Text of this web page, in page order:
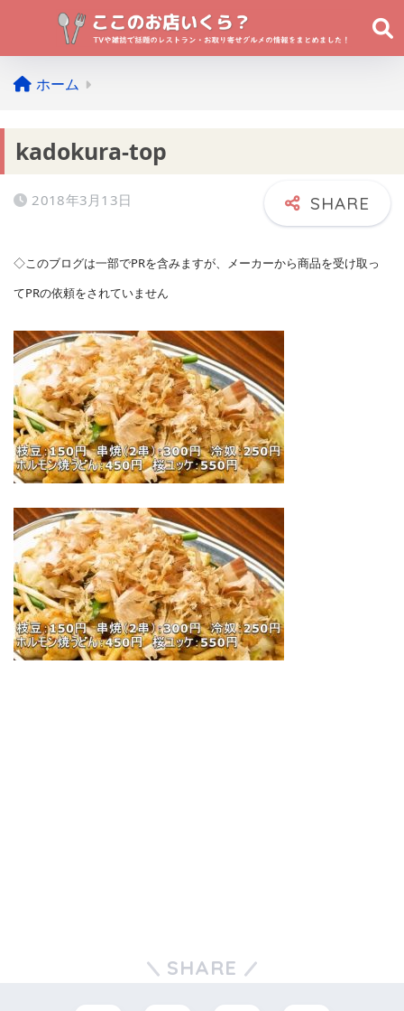
ホーム
kadokura-top
2018年3月13日
◇このブログは一部でPRを含みますが、メーカーから商品を受け取っ
てPRの依頼をされていません
SHARE